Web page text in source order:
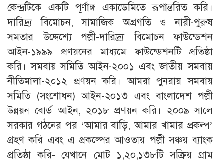
কেন্দ্রটিকে একটি পূর্ণাঙ্গ একাডেমিতে রূপান্তরিত করি।
দারিদ্র্য বিমোচন, সামাজিক অগ্রগতি ও নারী-পুরুষ
সমতার উদ্দেশ্যে পল্লী-দারিদ্র্য বিমোচন ফাউন্ডেশন
আইন-১৯৯৯ প্রণয়নের মাধ্যমে ফাউন্ডেশনটি প্রতিষ্ঠা
করি। সমবায় সমিতি আইন-২০০১ এবং জাতীয় সমবায়
নীতিমালা-২০১২ প্রণয়ন করি। আমরা পুনরায় সমবায়
সমিতি (সংশোধন) আইন-২০১৩ এবং বাংলাদেশ পল্লী
উন্নয়ন বোর্ড আইন, ২০১৮ প্রণয়ন করি। ২০০৯ সালে
সরকার গঠনের পর ‘আমার বাড়ি, আমার খামার প্রকল্প’
গ্রহণ করি এবং এ প্রকল্পের আওতায় পল্লী সঞ্চয় ব্যাংক
প্রতিষ্ঠা করি- যেখানে মোট ১,২০,১৩৮টি সক্রিয় গ্রাম